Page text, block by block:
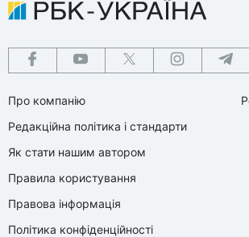
Про компанію
Редакційна політика і стандарти
Як стати нашим автором
Правила користування
Правова інформація
Політика конфіденційності